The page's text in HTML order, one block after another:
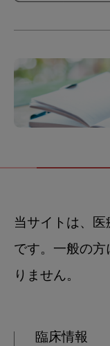
当サイトは、
です。一般の
りません。
臨床情報